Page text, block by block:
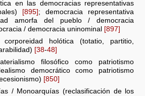
en las democracias representativas
[895] ; democracia representativa
amorfa del pueblo / democracia
/ democracia uninominal [897]
holótica (totatio, partitio,
[38-48]
filosófico como patriotismo
democrático como patriotismo
[850]
/ Monoarquías (reclasificación de los